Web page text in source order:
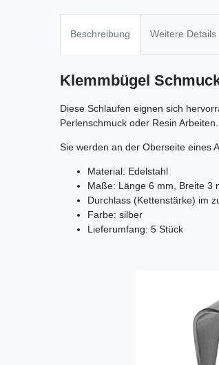
Beschreibung Weitere Details
Klemmbügel S
Diese Schlaufen eignen sich
Perlenschmuck oder Resin Arbeiten.
Sie werden an der Oberseite eines
Material: Edelstahl
Maße: Länge 6 mm, Breite 3
Durchlass (Kettenstärke) im
Farbe: silber
Lieferumfang: 5 Stück